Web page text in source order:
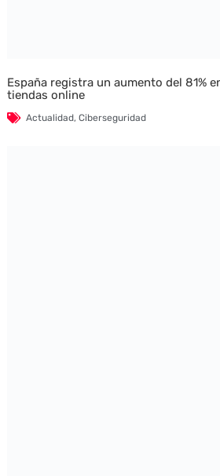
España registra un aumento del 81%
tiendas online
Actualidad, Ciberseguridad